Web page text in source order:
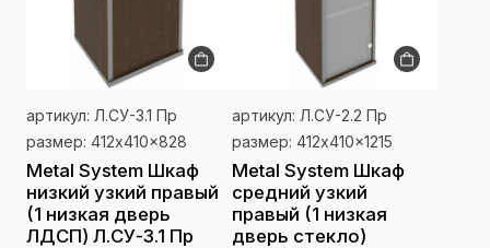
артикул: Л.СУ-3.1 Пр
размер: 412x410x828
Metal System Шкаф
низкий узкий правый
(1 низкая дверь
ЛДСП) Л.СУ-3.1 Пр
артикул: Л.СУ-2.2 Пр
размер: 412x410x1215
Metal System Шкаф
средний узкий
правый (1 низкая
дверь стекло)